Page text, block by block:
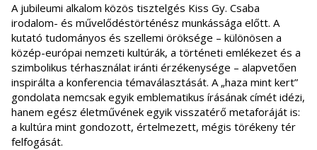
A jubileumi alkalom közös tisztelgés Kiss Gy. Csaba
irodalom- és művelődéstörténész munkássága előtt. A
kutató tudományos és szellemi öröksége – különösen a
közép-európai nemzeti kultúrák, a történeti emlékezet és a
szimbolikus térhasználat iránti érzékenysége – alapvetően
inspirálta a konferencia témaválasztását. A „haza mint kert”
gondolata nemcsak egyik emblematikus írásának címét idézi,
hanem egész életművének egyik visszatérő metaforáját is:
a kultúra mint gondozott, értelmezett, mégis törékeny tér
felfogását.